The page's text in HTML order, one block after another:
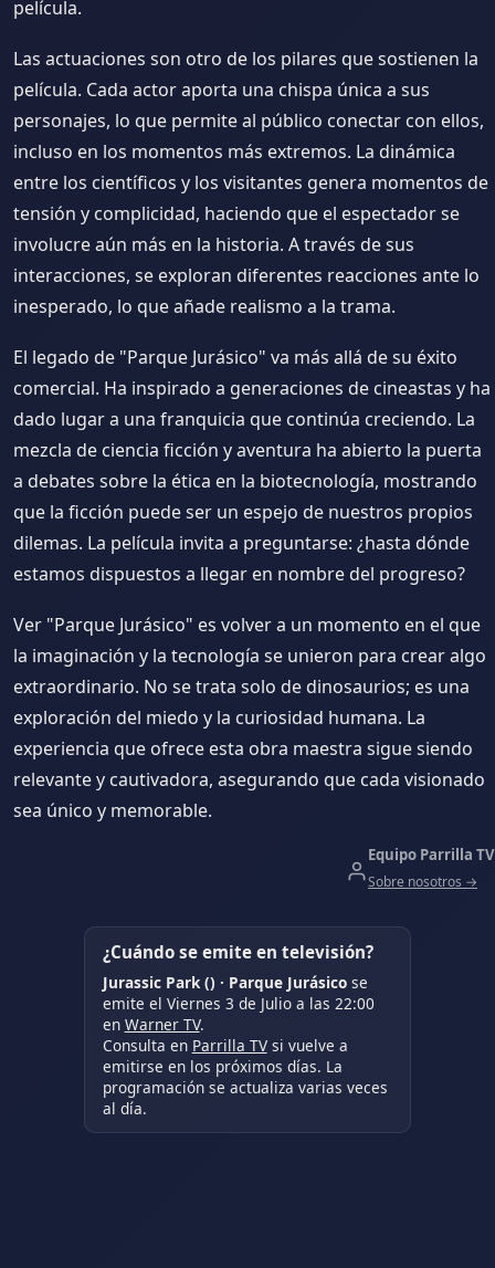
película.
Las actuaciones son otro de los pilares que sostienen la
película. Cada actor aporta una chispa única a sus
personajes, lo que permite al público conectar con ellos,
incluso en los momentos más extremos. La dinámica
entre los científicos y los visitantes genera momentos de
tensión y complicidad, haciendo que el espectador se
involucre aún más en la historia. A través de sus
interacciones, se exploran diferentes reacciones ante lo
inesperado, lo que añade realismo a la trama.
El legado de "Parque Jurásico" va más allá de su éxito
comercial. Ha inspirado a generaciones de cineastas y ha
dado lugar a una franquicia que continúa creciendo. La
mezcla de ciencia ficción y aventura ha abierto la puerta
a debates sobre la ética en la biotecnología, mostrando
que la ficción puede ser un espejo de nuestros propios
dilemas. La película invita a preguntarse: ¿hasta dónde
estamos dispuestos a llegar en nombre del progreso?
Ver "Parque Jurásico" es volver a un momento en el que
la imaginación y la tecnología se unieron para crear algo
extraordinario. No se trata solo de dinosaurios; es una
exploración del miedo y la curiosidad humana. La
experiencia que ofrece esta obra maestra sigue siendo
relevante y cautivadora, asegurando que cada visionado
sea único y memorable.
Equipo Parrilla TV
Sobre nosotros →
¿Cuándo se emite en televisión?
Jurassic Park () · Parque Jurásicose
emite el Viernes 3 de Julio a las 22:00
en Warner TV.
Consulta en Parrilla TVsi vuelve a
emitirse en los próximos días. La
programación se actualiza varias veces
al día.